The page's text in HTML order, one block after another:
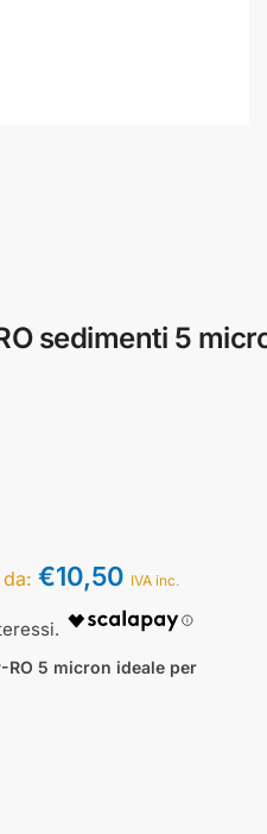
sedimenti 5
€10,50 IVA inc.
RO 5 micron ideale per